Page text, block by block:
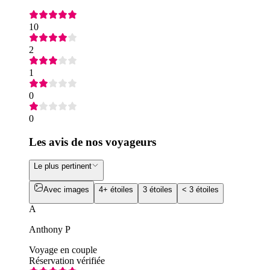
10
2
1
0
0
Les avis de nos voyageurs
Le plus pertinent
Avec images 4+ étoiles 3 étoiles < 3 étoiles
A
Anthony P
Voyage en couple
Réservation vérifiée